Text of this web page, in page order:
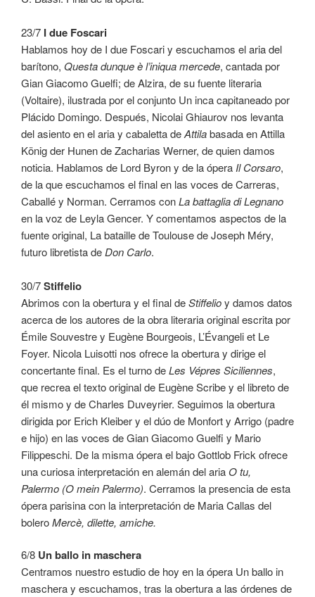
23/7 I due Foscari
Hablamos hoy de I due Foscari y escuchamos el aria del
barítono, Questa dunque è l’iniqua mercede, cantada por
Gian Giacomo Guelfi; de Alzira, de su fuente literaria
(Voltaire), ilustrada por el conjunto Un inca capitaneado por
Plácido Domingo. Después, Nicolai Ghiaurov nos levanta
del asiento en el aria y cabaletta deAttilabasada en Attilla
König der Hunen de Zacharias Werner, de quien damos
noticia. Hablamos de Lord Byron y de la ópera Il Corsaro,
de la que escuchamos el final en las voces de Carreras,
Caballé y Norman. Cerramos conLa battaglia di Legnano
en la voz de Leyla Gencer. Y comentamos aspectos de la
fuente original, La bataille de Toulouse de Joseph Méry,
futuro libretista de Don Carlo.
30/7Stiffelio
Abrimos con la obertura y el final deStiffelioy damos datos
acerca de los autores de la obra literaria original escrita por
Émile Souvestre y Eugène Bourgeois, L’Évangeli et Le
Foyer. Nicola Luisotti nos ofrece la obertura y dirige el
concertante final. Es el turno deLes Vépres Siciliennes,
que recrea el texto original de Eugène Scribe y el libreto de
él mismo y de Charles Duveyrier. Seguimos la obertura
dirigida por Erich Kleiber y el dúo de Monfort y Arrigo (padre
e hijo) en las voces de Gian Giacomo Guelfi y Mario
Filippeschi. De la misma ópera el bajo Gottlob Frick ofrece
una curiosa interpretación en alemán del aria O tu,
Palermo (O mein Palermo). Cerramos la presencia de esta
ópera parisina con la interpretación de Maria Callas del
boleroMercè, dilette, amiche.
6/8 Un ballo in maschera
Centramos nuestro estudio de hoy en la ópera Un ballo in
maschera y escuchamos, tras la obertura a las órdenes de